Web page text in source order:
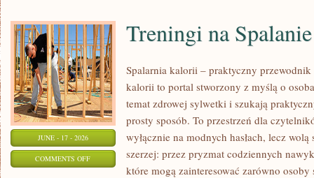
JUNE - 17 - 2026
COMMENTS OFFON
Treningi na
Spalarnia kalorii – praktyczny
kalorii to portal stworzony z myślą o
temat zdrowej sylwetki i szukają
prosty sposób. To przestrzeń dla
wyłącznie na modnych hasłach, lecz
szerzej: przez pryzmat codziennych
które mogą zainteresować zarówno